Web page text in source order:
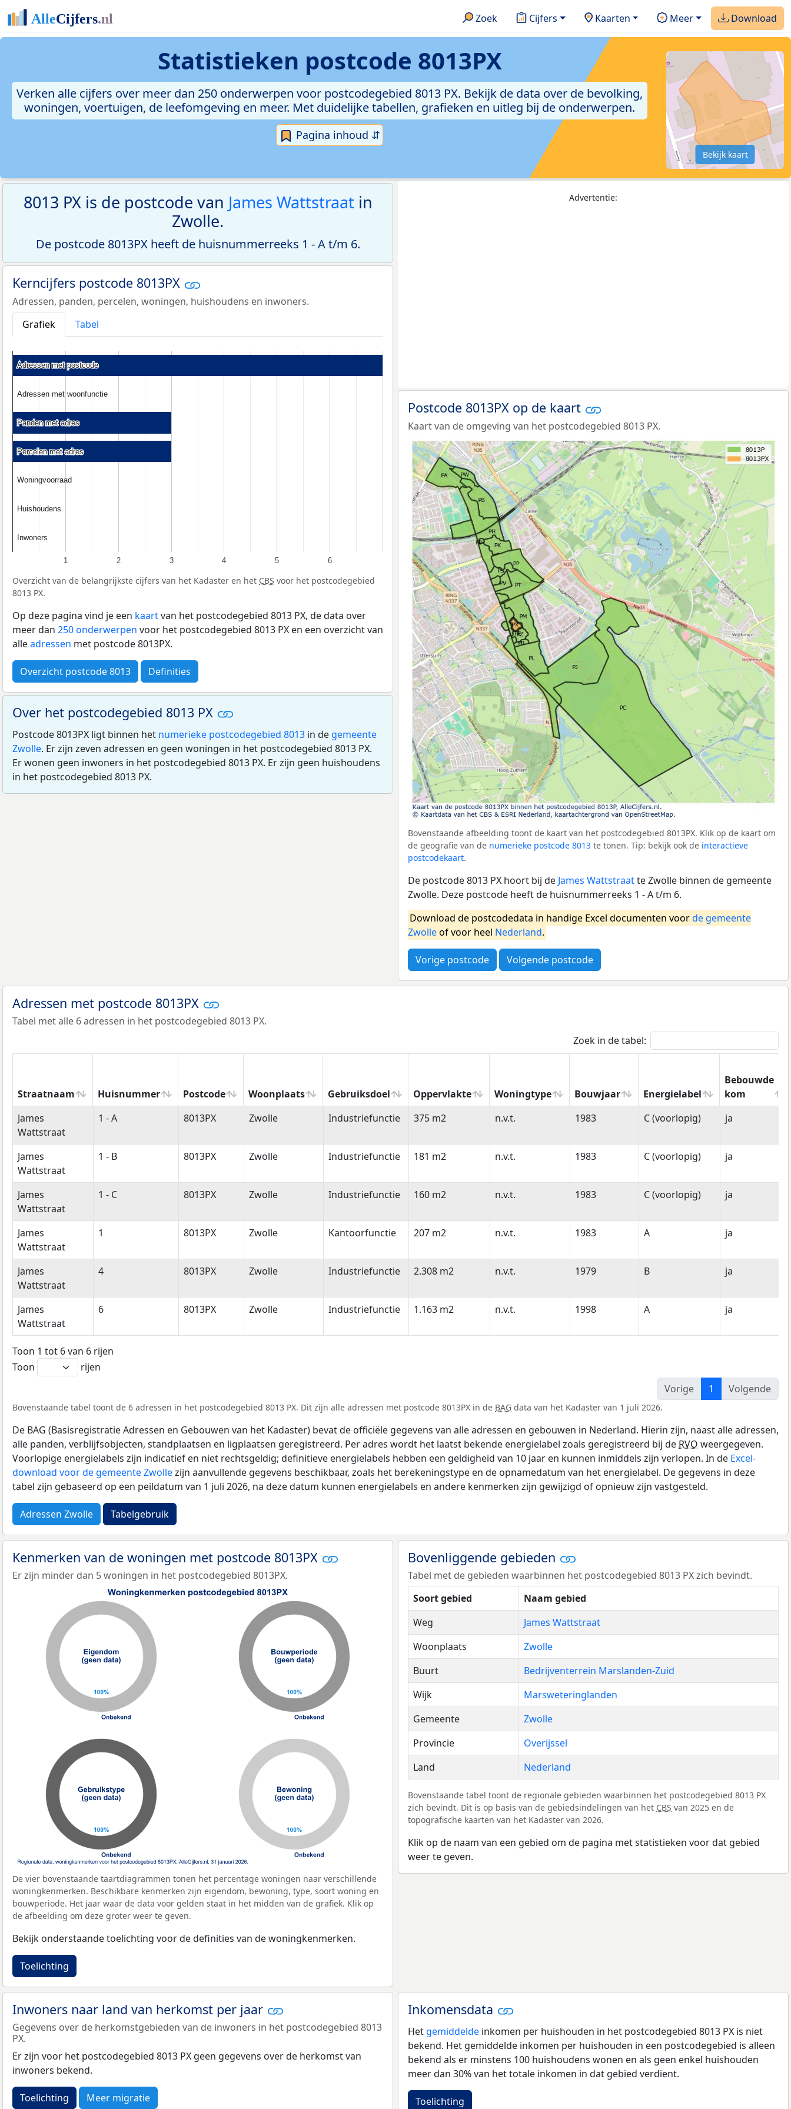
Zoek Cijfers Kaarten Meer Download
Statistieken postcode 8013PX
Verken alle cijfers over meer dan 250 onderwerpen voor postcodegebied 8013 PX. Bekijk de data over de bevolking,
woningen, voertuigen, de leefomgeving en meer. Met duidelijke tabellen, grafieken en uitleg bij de onderwerpen.
Pagina inhoud ⇵
Bekijk kaart
8013 PX is de postcode van James Wattstraatin
Zwolle.
De postcode 8013PX heeft de huisnummerreeks 1 - A t/m 6.
Kerncijfers postcode 8013PX
Adressen, panden, percelen, woningen, huishoudens en inwoners.
Grafiek
Tabel
1 2 3 4 5 6
Adressen met postcode
Adressen met postcode
Adressen met woonfunctie
Adressen met woonfunctie
Panden met adres
Panden met adres
Percelen met adres
Percelen met adres
Woningvoorraad
Woningvoorraad
Huishoudens
Huishoudens
Inwoners
Inwoners
Overzicht van de belangrijkste cijfers van het Kadaster en het CBS voor het postcodegebied
8013 PX.
Op deze pagina vind je een kaartvan het postcodegebied 8013 PX, de data over
meer dan 250 onderwerpen voor het postcodegebied 8013 PX en een overzicht van
alleadressen met postcode 8013PX.
Overzicht postcode 8013 Definities
Over het postcodegebied 8013 PX
Postcode 8013PX ligt binnen het numerieke postcodegebied 8013 in de gemeente
Zwolle. Er zijn zeven adressen en geen woningen in het postcodegebied 8013 PX.
Er wonen geen inwoners in het postcodegebied 8013 PX. Er zijn geen huishoudens
in het postcodegebied 8013 PX.
Advertentie:
Postcode 8013PX op de kaart
Kaart van de omgeving van het postcodegebied 8013 PX.
Bovenstaande afbeelding toont de kaart van het postcodegebied 8013PX. Klik op de kaart om
de geografie van de numerieke postcode 8013 te tonen. Tip: bekijk ook de interactieve
postcodekaart.
De postcode 8013 PX hoort bij de James Wattstraatte Zwolle binnen de gemeente
Zwolle. Deze postcode heeft de huisnummerreeks 1 - A t/m 6.
Download de postcodedata in handige Excel documenten voorde gemeente
Zwolleof voor heel Nederland.
Vorige postcode Volgende postcode
Adressen met postcode 8013PX
Tabel met alle 6 adressen in het postcodegebied 8013 PX.
Zoek in de tabel:
Straatnaam Huisnummer Postcode Woonplaats Gebruiksdoel Oppervlakte Woningtype Bouwjaar Energielabel
Bebouwde
kom
Straatnaam
Huisnummer Postcode Woonplaats Gebruiksdoel Oppervlakte Woningtype Bouwjaar Energielabel
Bebouwde
kom
James
Wattstraat
1 - A 8013PX Zwolle Industriefunctie 375 m2 n.v.t. 1983 C (voorlopig) ja
James
Wattstraat
1 - B 8013PX Zwolle Industriefunctie 181 m2 n.v.t. 1983 C (voorlopig) ja
James
Wattstraat
1 - C 8013PX Zwolle Industriefunctie 160 m2 n.v.t. 1983 C (voorlopig) ja
James
Wattstraat
1 8013PX Zwolle Kantoorfunctie 207 m2 n.v.t. 1983 A ja
James
Wattstraat
4 8013PX Zwolle Industriefunctie 2.308 m2 n.v.t. 1979 B ja
James
Wattstraat
6 8013PX Zwolle Industriefunctie 1.163 m2 n.v.t. 1998 A ja
Toon 1 tot 6 van 6 rijen
Toon
rijen
Vorige
1 Volgende
Bovenstaande tabel toont de 6 adressen in het postcodegebied 8013 PX. Dit zijn alle adressen met postcode 8013PX in de BAG data van het Kadaster van 1 juli 2026.
De BAG (Basisregistratie Adressen en Gebouwen van het Kadaster) bevat de officiële gegevens van alle adressen en gebouwen in Nederland. Hierin zijn, naast alle adressen,
alle panden, verblijfsobjecten, standplaatsen en ligplaatsen geregistreerd. Per adres wordt het laatst bekende energielabel zoals geregistreerd bij de RVO weergegeven.
Voorlopige energielabels zijn indicatief en niet rechtsgeldig; definitieve energielabels hebben een geldigheid van 10 jaar en kunnen inmiddels zijn verlopen. In de Excel-
download voor de gemeente Zwollezijn aanvullende gegevens beschikbaar, zoals het berekeningstype en de opnamedatum van het energielabel. De gegevens in deze
tabel zijn gebaseerd op een peildatum van 1 juli 2026, na deze datum kunnen energielabels en andere kenmerken zijn gewijzigd of opnieuw zijn vastgesteld.
Adressen Zwolle Tabelgebruik
Kenmerken van de woningen met postcode 8013PX
Er zijn minder dan 5 woningen in het postcodegebied 8013PX.
De vier bovenstaande taartdiagrammen tonen het percentage woningen naar verschillende
woningkenmerken. Beschikbare kenmerken zijn eigendom, bewoning, type, soort woning en
bouwperiode. Het jaar waar de data voor gelden staat in het midden van de grafiek. Klik op
de afbeelding om deze groter weer te geven.
Bekijk onderstaande toelichting voor de definities van de woningkenmerken.
Toelichting
Bovenliggende gebieden
Tabel met de gebieden waarbinnen het postcodegebied 8013 PX zich bevindt.
Soort gebied
Naam gebied
Weg
James Wattstraat
Woonplaats
Zwolle
Buurt
Bedrijventerrein Marslanden-Zuid
Wijk
Marsweteringlanden
Gemeente
Zwolle
Provincie
Overijssel
Land
Nederland
Bovenstaande tabel toont de regionale gebieden waarbinnen het postcodegebied 8013 PX
zich bevindt. Dit is op basis van de gebiedsindelingen van het CBS van 2025 en de
topografische kaarten van het Kadaster van 2026.
Klik op de naam van een gebied om de pagina met statistieken voor dat gebied
weer te geven.
Inwoners naar land van herkomst per jaar
Gegevens over de herkomstgebieden van de inwoners in het postcodegebied 8013
PX.
Er zijn voor het postcodegebied 8013 PX geen gegevens over de herkomst van
inwoners bekend.
Toelichting Meer migratie
Inkomensdata
Het gemiddelde inkomen per huishouden in het postcodegebied 8013 PX is niet
bekend. Het gemiddelde inkomen per huishouden in een postcodegebied is alleen
bekend als er minstens 100 huishoudens wonen en als geen enkel huishouden
meer dan 30% van het totale inkomen in dat gebied verdient.
Toelichting